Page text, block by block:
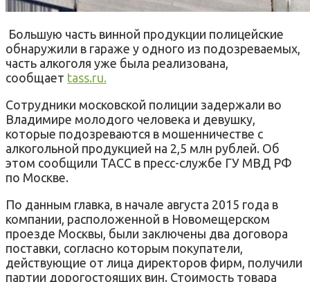
Большую часть винной продукции полицейские
обнаружили в гараже у одного из подозреваемых,
часть алкоголя уже была реализована,
сообщает tass.ru.
Сотрудники московской полиции задержали во
Владимире молодого человека и девушку,
которые подозреваются в мошенничестве с
алкогольной продукцией на 2,5 млн рублей. Об
этом сообщили ТАСС в пресс-службе ГУ МВД РФ
по Москве.
По данным главка, в начале августа 2015 года в
компании, расположенной в Новомещерском
проезде Москвы, были заключены два договора
поставки, согласно которым покупатели,
действующие от лица директоров фирм, получили
партии дорогостоящих вин. Стоимость товара